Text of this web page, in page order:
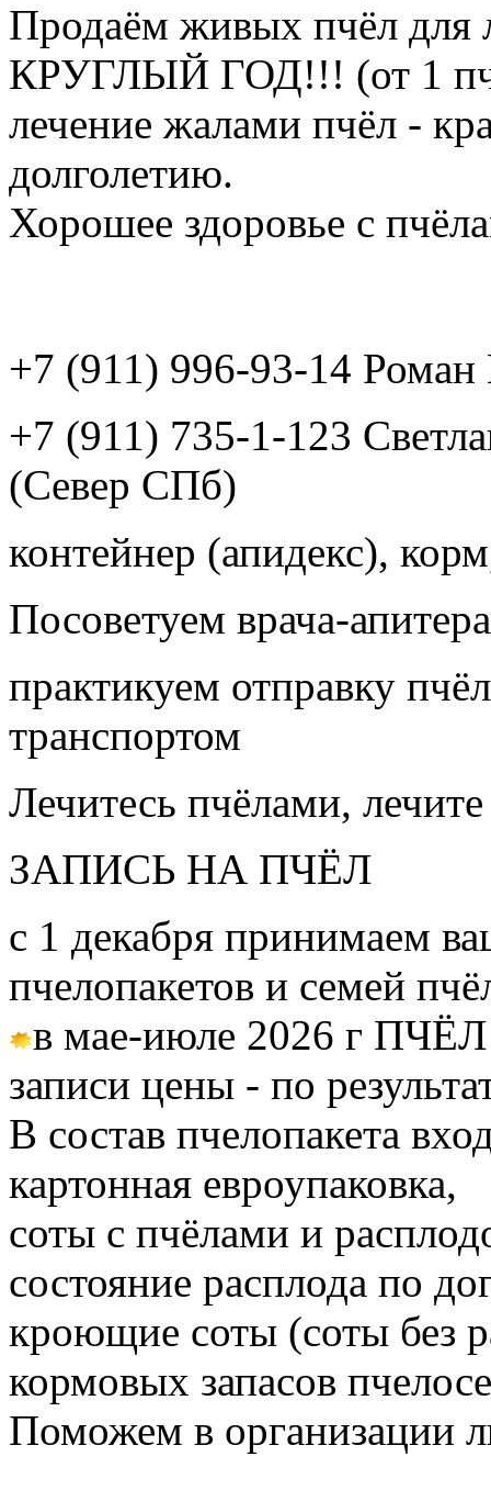
Продаём живых пчёл для
КРУГЛЫЙ ГОД!!! (от 1
лечение жалами пчёл -
долголетию.
Хорошее здоровье с
+7 (911) 996-93-14
+7 (911) 735-1-123
(Север СПб)
контейнер (апидекс),
Посоветуем врача-
практикуем отправку
транспортом
Лечитесь пчёлами,
ЗАПИСЬ НА ПЧЁЛ
с 1 декабря принимаем
пчелопакетов и семей
в мае-июле 2026 г
записи цены - по
В состав пчелопакета
картонная евроупаковка,
соты с пчёлами и
состояние расплода по
кроющие соты (соты без
кормовых запасов
Поможем в организации